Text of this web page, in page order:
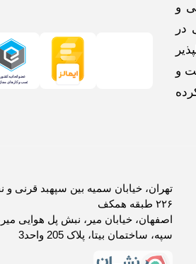
و
در
و
تهران، خیابان سمیه بین سپهبد قرنی و
۲۲۶ طبقه همکف
اصفهان، خیابان میر، نبش پل هوایی
سپه، ساختمان بیتا، پلاک 205 واحد3